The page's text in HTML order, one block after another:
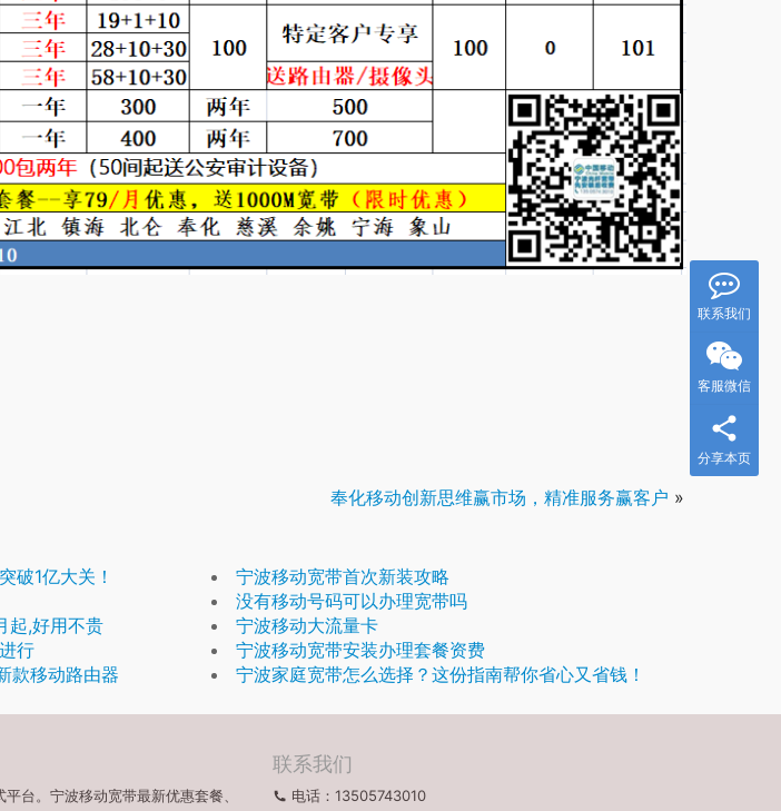
奉化移动创新思维赢市场，精准服务赢客户 »
破1亿大关！
宁波移动宽带首次新装攻略
没有移动号码可以办理宽带吗
起,好用不贵
宁波移动大流量卡
行
宁波移动宽带安装办理套餐资费
款移动路由器
宁波家庭宽带怎么选择？这份指南帮你省心又省钱！
台。宁波移动宽带最新优惠套餐、
联系我们
电话：13505743010
联系我们
客服微信
分享本页